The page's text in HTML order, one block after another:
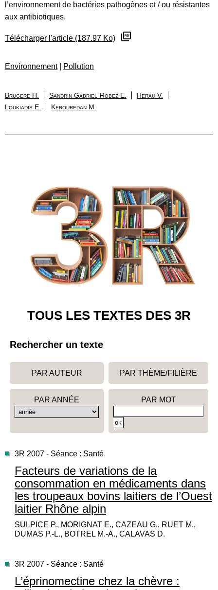
l’environnement de bactéries pathogènes et / ou résistantes
aux antibiotiques.
Télécharger l'article (187.97 Ko)
Environnement| Pollution
Brugere H. Sandrin Gabriel-Robez E.
Herau V.
Loukiadis E.
Kerouredan M.
TOUS LES TEXTES DES 3R
Rechercher un texte
PAR AUTEUR PAR THÈME/FILIÈRE
PAR ANNÉE PAR MOT
3R 2007 - Séance : Santé
Facteurs de variations de la
consommation en médicaments dans
les troupeaux bovins laitiers de l’Ouest
laitier Rhône alpin
SULPICE P., MORIGNAT E., CAZEAU G., RUET M.,
DUMAS P.-L., BOTREL M.-A., CALAVAS D.
3R 2007 - Séance : Santé
L’éprinomectine chez la chèvre :